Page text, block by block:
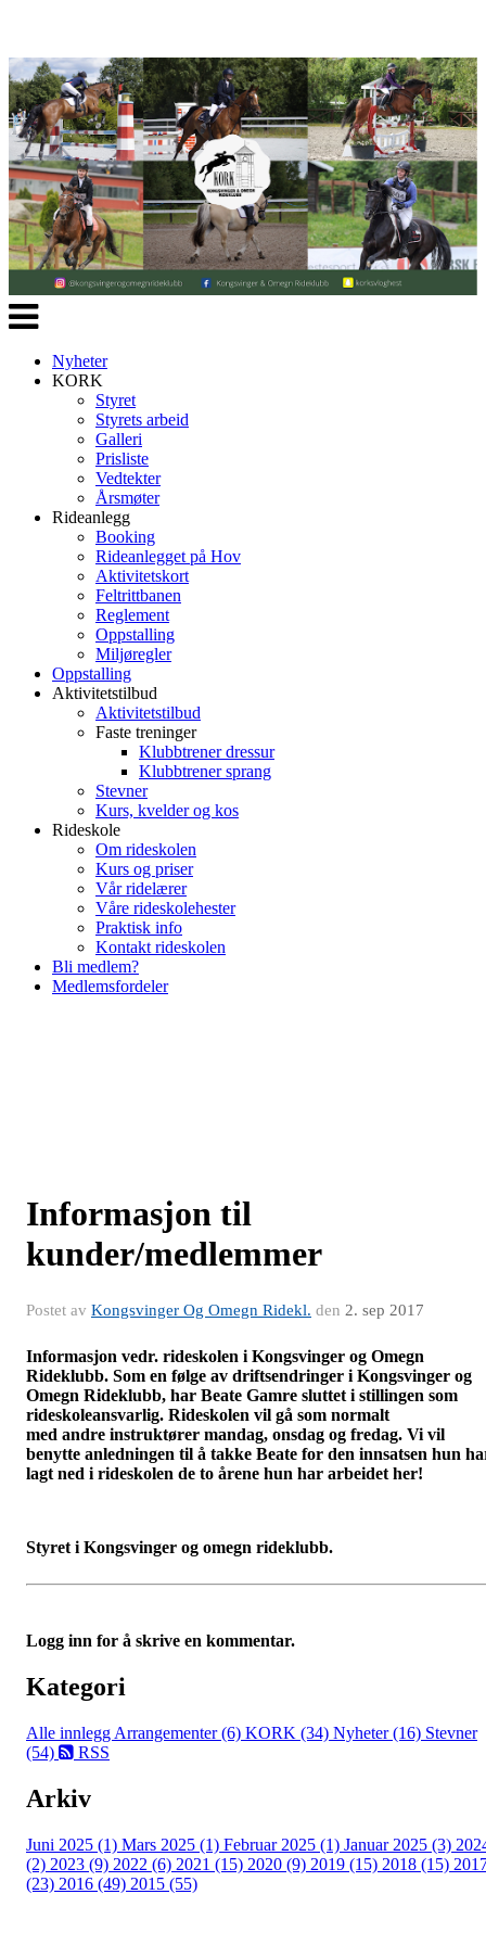
Veksle
navigasjon
Nyheter
KORK
Styret
Styrets arbeid
Galleri
Prisliste
Vedtekter
Årsmøter
Rideanlegg
Booking
Rideanlegget på Hov
Aktivitetskort
Feltrittbanen
Reglement
Oppstalling
Miljøregler
Oppstalling
Aktivitetstilbud
Aktivitetstilbud
Faste treninger
Klubbtrener dressur
Klubbtrener sprang
Stevner
Kurs, kvelder og kos
Rideskole
Om rideskolen
Kurs og priser
Vår ridelærer
Våre rideskolehester
Praktisk info
Kontakt rideskolen
Bli medlem?
Medlemsfordeler
Informasjon til
kunder/medlemmer
Postet av Kongsvinger Og Omegn Ridekl. den 2. sep 2017
Informasjon vedr. rideskolen i Kongsvinger og Omegn
Rideklubb. Som en følge av driftsendringer i Kongsvinger og
Omegn Rideklubb, har Beate Gamre sluttet i stillingen som
rideskoleansvarlig. Rideskolen vil gå som normalt
med andre instruktører mandag, onsdag og fredag. Vi vil
benytte anledningen til å takke Beate for den innsatsen hun
lagt ned i rideskolen de to årene hun har arbeidet her!
Styret i Kongsvinger og omegn rideklubb.
Logg inn for å skrive en kommentar.
Kategori
Alle innlegg Arrangementer (6) KORK (34) Nyheter (16) Stevner
(54)
RSS
Arkiv
Juni 2025 (1) Mars 2025 (1) Februar 2025 (1) Januar 2025 (3)
(2) 2023 (9) 2022 (6) 2021 (15) 2020 (9) 2019 (15) 2018 (15)
(23) 2016 (49) 2015 (55)